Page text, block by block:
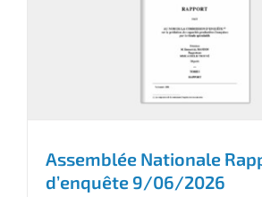
Assemblée Nationale
d’enquête 9/06/2026